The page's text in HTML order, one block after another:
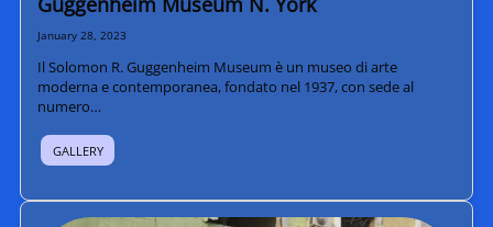
January 28, 2023
Il Solomon R. Guggenheim Museum è un museo di arte
moderna e contemporanea, fondato nel 1937, con sede al
numero…
GALLERY